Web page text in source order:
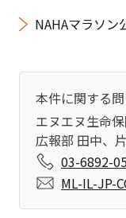
NAHAマラソン
本件に関する
エヌエヌ生命
広報部 田中、
03-6892-
ML-IL-JP-